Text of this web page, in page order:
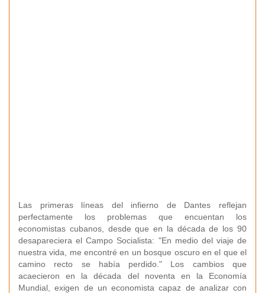
Las primeras líneas del infierno de Dantes reflejan
perfectamente los problemas que encuentan los
economistas cubanos, desde que en la década de los 90
desapareciera el Campo Socialista: "En medio del viaje de
nuestra vida, me encontré en un bosque oscuro en el que el
camino recto se había perdido." Los cambios que
acaecieron en la década del noventa en la Economía
Mundial, exigen de un economista capaz de analizar con